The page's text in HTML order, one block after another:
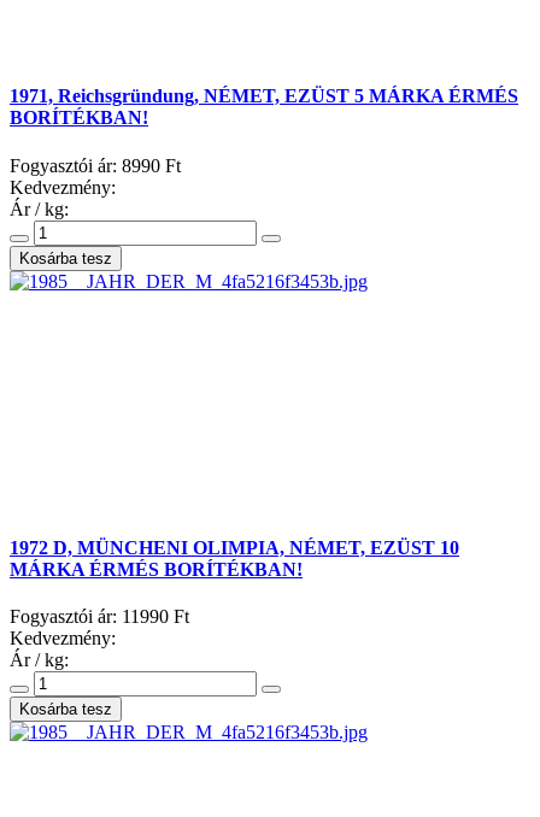
1971, Reichsgründung, NÉMET, EZÜST 5 MÁRKA ÉRMÉS
BORÍTÉKBAN!
Fogyasztói ár: 8990 Ft
Kedvezmény:
Ár / kg:
1972 D, MÜNCHENI OLIMPIA, NÉMET, EZÜST 10
MÁRKA ÉRMÉS BORÍTÉKBAN!
Fogyasztói ár: 11990 Ft
Kedvezmény:
Ár / kg: